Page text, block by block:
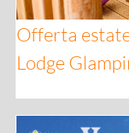
Offerta
Lodge